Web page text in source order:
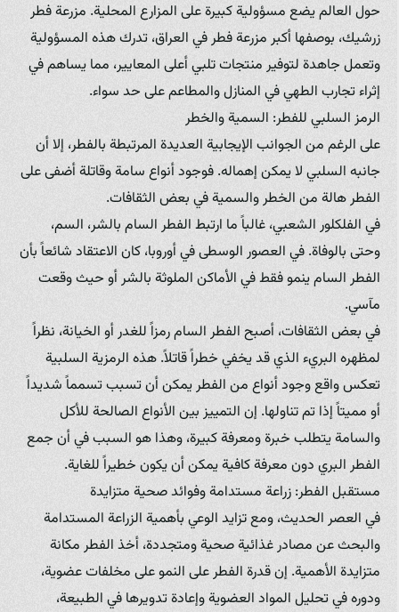
حول العالم يضع مسؤولية كبيرة على المزارع المحلية. مزرعة فطر
زرشيك، بوصفها أكبر مزرعة فطر في العراق، تدرك هذه المسؤولية
وتعمل جاهدة لتوفير منتجات تلبي أعلى المعايير، مما يساهم في
إثراء تجارب الطهي في المنازل والمطاعم على حد سواء.
الرمز السلبي للفطر: السمية والخطر
على الرغم من الجوانب الإيجابية العديدة المرتبطة بالفطر، إلا أن
جانبه السلبي لا يمكن إهماله. فوجود أنواع سامة وقاتلة أضفى على
الفطر هالة من الخطر والسمية في بعض الثقافات.
في الفلكلور الشعبي، غالباً ما ارتبط الفطر السام بالشر، السم،
وحتى بالوفاة. في العصور الوسطى في أوروبا، كان الاعتقاد شائعاً بأن
الفطر السام ينمو فقط في الأماكن الملوثة بالشر أو حيث وقعت
مآسي.
في بعض الثقافات، أصبح الفطر السام رمزاً للغدر أو الخيانة، نظراً
لمظهره البريء الذي قد يخفي خطراً قاتلاً. هذه الرمزية السلبية
تعكس واقع وجود أنواع من الفطر يمكن أن تسبب تسمماً شديداً
أو مميتاً إذا تم تناولها. إن التمييز بين الأنواع الصالحة للأكل
والسامة يتطلب خبرة ومعرفة كبيرة، وهذا هو السبب في أن جمع
الفطر البري دون معرفة كافية يمكن أن يكون خطيراً للغاية.
مستقبل الفطر: زراعة مستدامة وفوائد صحية متزايدة
في العصر الحديث، ومع تزايد الوعي بأهمية الزراعة المستدامة
والبحث عن مصادر غذائية صحية ومتجددة، أخذ الفطر مكانة
متزايدة الأهمية. إن قدرة الفطر على النمو على مخلفات عضوية،
ودوره في تحليل المواد العضوية وإعادة تدويرها في الطبيعة،